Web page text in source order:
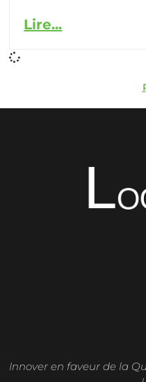
Lire...
Innover en faveur de la